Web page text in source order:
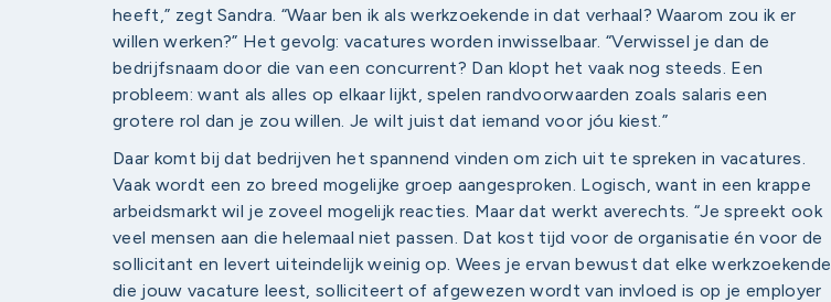
heeft,” zegt Sandra. “Waar ben ik als werkzoekende in dat verhaal? Waarom zou ik er
willen werken?” Het gevolg: vacatures worden inwisselbaar. “Verwissel je dan de
bedrijfsnaam door die van een concurrent? Dan klopt het vaak nog steeds. Een
probleem: want als alles op elkaar lijkt, spelen randvoorwaarden zoals salaris een
grotere rol dan je zou willen. Je wilt juist dat iemand voor jóu kiest.”
Daar komt bij dat bedrijven het spannend vinden om zich uit te spreken in vacatures.
Vaak wordt een zo breed mogelijke groep aangesproken. Logisch, want in een krappe
arbeidsmarkt wil je zoveel mogelijk reacties. Maar dat werkt averechts. “Je spreekt ook
veel mensen aan die helemaal niet passen. Dat kost tijd voor de organisatie én voor de
sollicitant en levert uiteindelijk weinig op. Wees je ervan bewust dat elke werkzoekende
die jouw vacature leest, solliciteert of afgewezen wordt van invloed is op je employer